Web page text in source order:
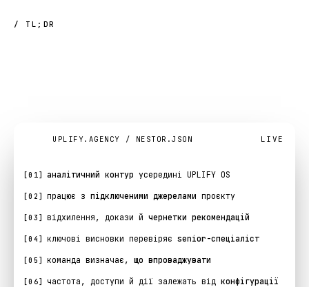
/ TL;DR
UPLIFY.AGENCY / NESTOR.JSON LIVE
[01] аналітичний контур усередині UPLIFY OS
[02] працює з підключеними джерелами проєкту
[03] відхилення, докази й чернетки рекомендацій
[04] ключові висновки перевіряє senior-спеціаліст
[05] команда визначає, що впроваджувати
[06] частота, доступи й дії залежать від конфігурації